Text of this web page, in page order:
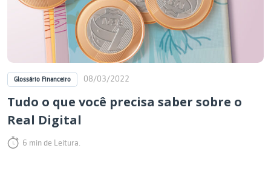
Glossário Financeiro 08/03/2022
Tudo o que você precisa saber sobre o
Real Digital
6 min de Leitura.